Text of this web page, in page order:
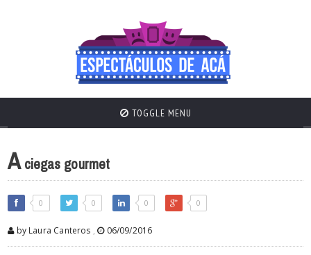
TOGGLE MENU
Aciegas gourmet
0 0 0 0
by Laura Canteros , 06/09/2016